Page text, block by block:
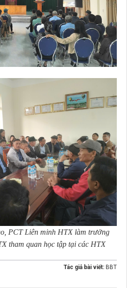
PCT Liên minh HTX làm trưởng
tham quan học tập tại các HTX
Tác giả bài viết: BBT